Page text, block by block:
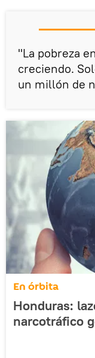
"La pobreza
creciendo.
un millón de
En órbita
Honduras:
narcotráfico